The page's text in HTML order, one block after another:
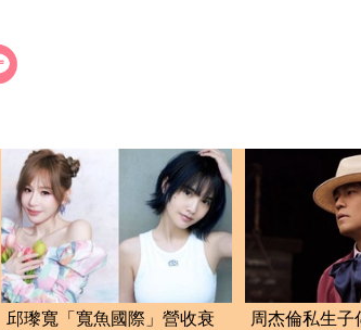
邱瓈寬「寬魚國際」營收衰
周杰倫私生子